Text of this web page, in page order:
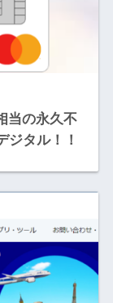
当の永久不
ジタル！！